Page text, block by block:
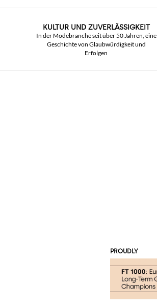
KULTUR UND ZUVERLÄSSIGKEIT
In der Modebranche seit über 50 Jahren, eine
Geschichte von Glaubwürdigkeit und
Erfolgen
PROUDLY